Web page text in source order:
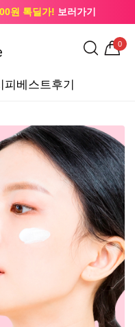
원 톡딜가! 보러가기
0
피 베스트후기